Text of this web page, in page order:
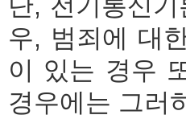
우, 범죄에 대
이 있는 경우
경우에는 그러